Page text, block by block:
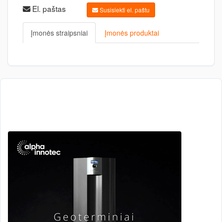
El. paštas Susisiekti el. paštu
Įmonės straipsniai Įmonės produktai